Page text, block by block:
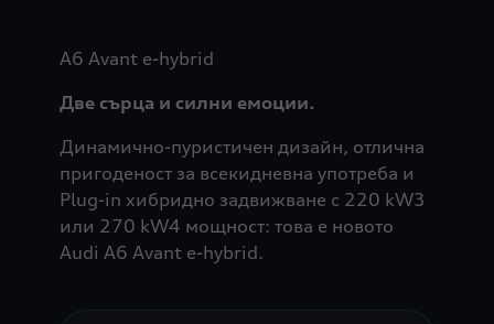
A6 Avant e-hybrid
Две сърца и силни емоции.
Динамично-пуристичен дизайн, отлична
пригоденост за всекидневна употреба и
Plug-in хибридно задвижване с 220 kW3
или 270 kW4 мощност: това е новото
Audi A6 Avant e-hybrid.